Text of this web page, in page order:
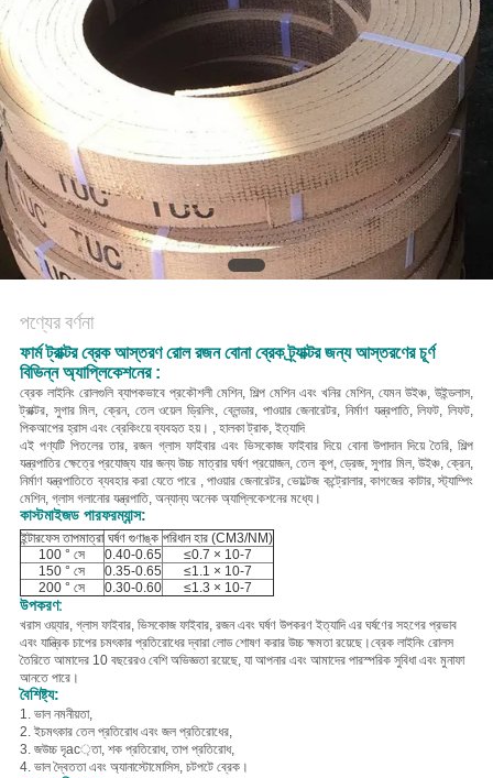
PRIVACY
POLICY
পণ্যের বর্ণনা
ফার্ম ট্রাক্টর ব্রেক আস্তরণ রোল রজন বোনা ব্রেক ট্র্যাক্টর জন্য আস্তরণের চূর্ণ
বিভিন্ন অ্যাপ্লিকেশনের :
ব্রেক লাইনিং রোলগুলি ব্যাপকভাবে প্রকৌশলী মেশিন, শিল্প মেশিন এবং খনির মেশিন, যেমন উইঞ্চ, উইন্ডলাস,
ট্রাক্টর, সুগার মিল, ক্রেন, তেল ওয়েল ড্রিলিং, ব্লেন্ডার, পাওয়ার জেনারেটর, নির্মাণ যন্ত্রপাতি, লিফট, লিফট,
পিকআপের হ্রাস এবং ব্রেকিংয়ে ব্যবহৃত হয়। , হালকা ট্রাক, ইত্যাদি
এই পণ্যটি পিতলের তার, রজন গ্লাস ফাইবার এবং ভিসকোজ ফাইবার দিয়ে বোনা উপাদান দিয়ে তৈরি, শিল্প
যন্ত্রপাতির ক্ষেত্রে প্রযোজ্য যার জন্য উচ্চ মাত্রার ঘর্ষণ প্রয়োজন, তেল কূপ, ড্রেজ, সুগার মিল, উইঞ্চ, ক্রেন,
নির্মাণ যন্ত্রপাতিতে ব্যবহার করা যেতে পারে , পাওয়ার জেনারেটর, ভোল্টেজ কন্ট্রোলার, কাগজের কাটার, স্ট্যাম্পিং
মেশিন, গ্লাস গলানোর যন্ত্রপাতি, অন্যান্য অনেক অ্যাপ্লিকেশনের মধ্যে।
কাস্টমাইজড পারফরম্যান্স:
ইন্টারফেস তাপমাত্রা ঘর্ষণ গুণাঙ্ক পরিধান হার (CM3/NM)
100 ° সে
0.40-0.65
≤0.7 × 10-7
150 ° সে
0.35-0.65
≤1.1 × 10-7
200 ° সে
0.30-0.60 ≤1.3 × 10-7
উপকরণ:
খরাস ওয়্যার, গ্লাস ফাইবার, ভিসকোজ ফাইবার, রজন এবং ঘর্ষণ উপকরণ ইত্যাদি এর ঘর্ষণের সহগের প্রভাব
এবং যান্ত্রিক চাপের চমৎকার প্রতিরোধের দ্বারা লোড শোষণ করার উচ্চ ক্ষমতা রয়েছে।ব্রেক লাইনিং রোলস
তৈরিতে আমাদের 10 বছরেরও বেশি অভিজ্ঞতা রয়েছে, যা আপনার এবং আমাদের পারস্পরিক সুবিধা এবং মুনাফা
আনতে পারে।
বৈশিষ্ট্য:
1. ভাল নমনীয়তা,
2. ইচমৎকার তেল প্রতিরোধ এবং জল প্রতিরোধের,
3. জউচ্চ দৃac়তা, শক প্রতিরোধ, তাপ প্রতিরোধ,
4. ভাল দ্বৈততা এবং অ্যানাস্টোমোসিস, চটপটে ব্রেক।